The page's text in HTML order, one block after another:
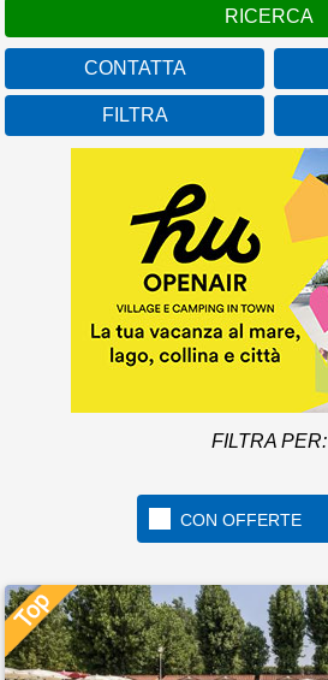
CONTATTA
FILTRA
FILTRA PER:
CON OFFERTE